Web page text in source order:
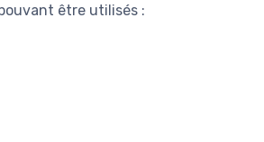
être utilisés :